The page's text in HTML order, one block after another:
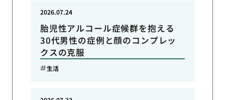
胎児性アルコール症候群を抱える
30代男性の症例と顔のコンプレッ
クスの克服
2026.07.24
生活